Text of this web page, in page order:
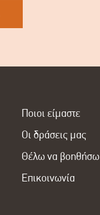
Ποιοι είμαστε
Οι δράσεις μας
Θέλω να βοηθήσω
Επικοινωνία